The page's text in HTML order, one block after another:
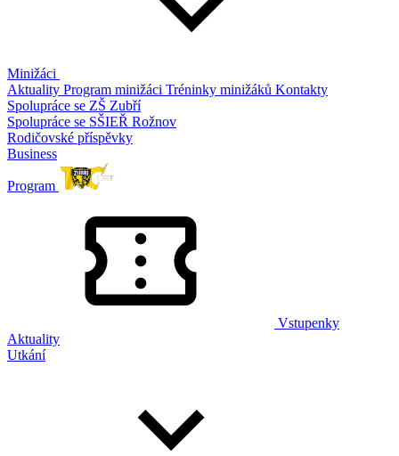
Minižáci
Aktuality Program minižáci Tréninky minižáků Kontakty
Spolupráce se ZŠ Zubří
Spolupráce se SŠIEŘ Rožnov
Rodičovské příspěvky
Business
Program
Vstupenky
Aktuality
Utkání